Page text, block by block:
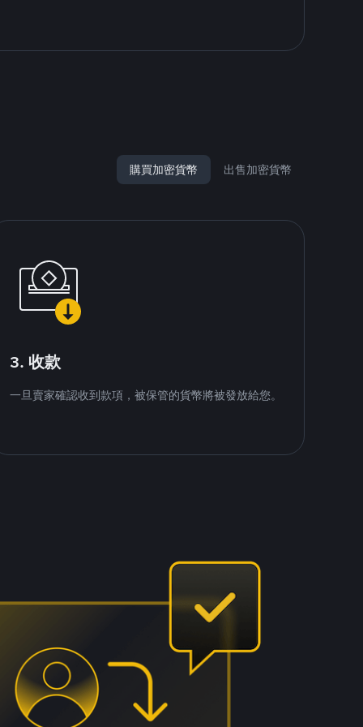
購買加密貨幣 出售加密貨幣
3. 收款
一旦賣家確認收到款項，被保管的貨幣將被發放給您。